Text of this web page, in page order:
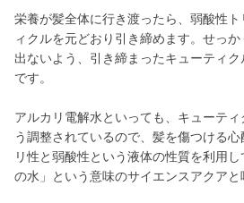
栄養が髪全体に行き渡ったら、弱酸性
ィクルを元どおり引き締めます。せっ
出ないよう、引き締まったキューティ
です。
アルカリ電解水といっても、キューテ
う調整されているので、髪を傷つける
リ性と弱酸性という液体の性質を利用
の水」という意味のサイエンスアクアと